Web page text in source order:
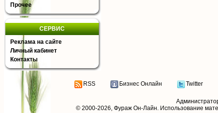
Прочее
СЕРВИС
Реклама на сайте
Личный кабинет
Контакты
RSS Бизнес Онлайн Twitter
© 2000-2026, Фураж Он-Лайн. Использование